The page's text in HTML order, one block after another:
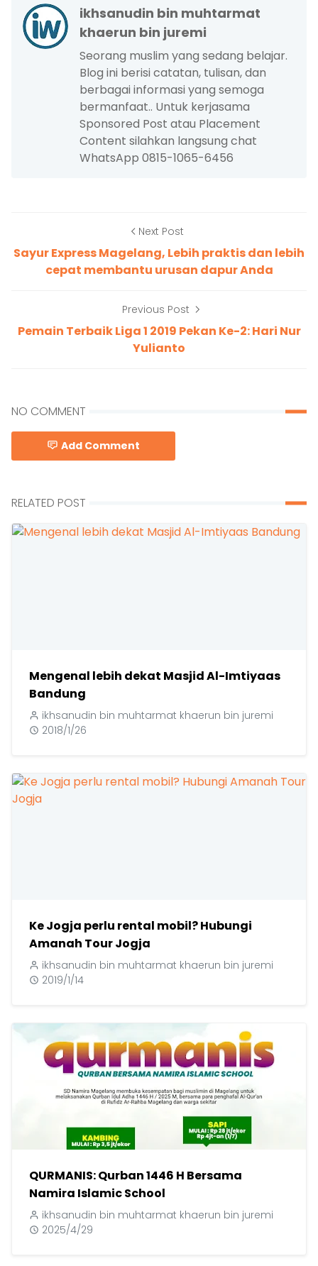
ikhsanudin bin muhtarmat
khaerun bin juremi
Seorang muslim yang sedang belajar.
Blog ini berisi catatan, tulisan, dan
berbagai informasi yang semoga
bermanfaat.. Untuk kerjasama
Sponsored Post atau Placement
Content silahkan langsung chat
WhatsApp 0815-1065-6456
Next Post
Sayur Express Magelang, Lebih praktis dan lebih
cepat membantu urusan dapur Anda
Previous Post
Pemain Terbaik Liga 1 2019 Pekan Ke-2: Hari Nur
Yulianto
NO COMMENT
Add Comment
RELATED POST
Mengenal lebih dekat Masjid Al-Imtiyaas
Bandung
ikhsanudin bin muhtarmat khaerun bin juremi
2018/1/26
Ke Jogja perlu rental mobil? Hubungi
Amanah Tour Jogja
ikhsanudin bin muhtarmat khaerun bin juremi
2019/1/14
QURMANIS: Qurban 1446 H Bersama
Namira Islamic School
ikhsanudin bin muhtarmat khaerun bin juremi
2025/4/29